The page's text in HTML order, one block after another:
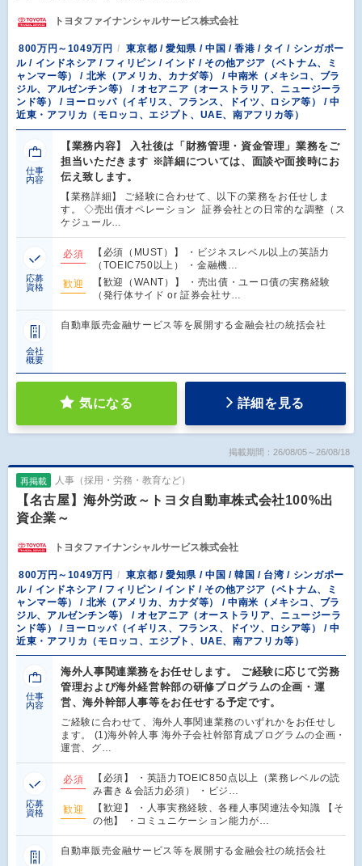
トヨタファイナンシャルサービス株式会社
800万円～1049万円
東京都 / 愛知県 / 中国 / 香港 / タイ / シンガポー
ル / インドネシア / フィリピン / インド / その他アジア（ベトナム、ミ
ャンマー等） / 北米（アメリカ、カナダ等） / 中南米（メキシコ、ブラ
ジル、アルゼンチン等） / オセアニア（オーストラリア、ニュージーラ
ンド等） / ヨーロッパ（イギリス、フランス、ドイツ、ロシア等） / 中
近東・アフリカ（モロッコ、エジプト、UAE、南アフリカ等）
仕事
内容
【業務内容】 入社後は「財務管理・資金管理」業務をご
担当いただきます ※詳細については、面談や面接時にお
伝え致します。
【業務詳細】 ご経験に合わせて、以下の業務をお任せしま
す。 ◇売出債オペレーション 証券会社との日常的な調整（ス
ケジュール…
応募
資格
必須
【必須（MUST）】 ・ビジネスレベル以上の英語力
（TOEIC750以上） ・金融機…
歓迎
【歓迎（WANT）】 ・売出債・ユーロ債の実務経験
（発行体サイド or 証券会社サ…
会社
概要
自動車販売金融サービス等を展開する金融会社の統括会社
気になる 詳細を見る
掲載期間：26/08/05～26/08/18
再掲載 人事（採用・労務・教育など）
【名古屋】海外労政～トヨタ自動車株式会社100%出
資企業～
トヨタファイナンシャルサービス株式会社
800万円～1049万円
東京都 / 愛知県 / 中国 / 韓国 / 台湾 / シンガポー
ル / インドネシア / フィリピン / インド / その他アジア（ベトナム、ミ
ャンマー等） / 北米（アメリカ、カナダ等） / 中南米（メキシコ、ブラ
ジル、アルゼンチン等） / オセアニア（オーストラリア、ニュージーラ
ンド等） / ヨーロッパ（イギリス、フランス、ドイツ、ロシア等） / 中
近東・アフリカ（モロッコ、エジプト、UAE、南アフリカ等）
仕事
内容
海外人事関連業務をお任せします。 ご経験に応じて労務
管理および海外経営幹部の研修プログラムの企画・運
営、海外幹部人事等をお任せする予定です。
ご経験に合わせて、海外人事関連業務のいずれかをお任せし
ます。 (1)海外幹人事 海外子会社幹部育成プログラムの企画・
運営、グ…
応募
資格
必須
【必須】 ・英語力TOEIC850点以上（業務レベルの読
み書き＆会話力必須） ・ビジ…
歓迎
【歓迎】 ・人事実務経験、各種人事関連法令知識 【そ
の他】 ・コミュニケーション能力が…
自動車販売金融サービス等を展開する金融会社の統括会社